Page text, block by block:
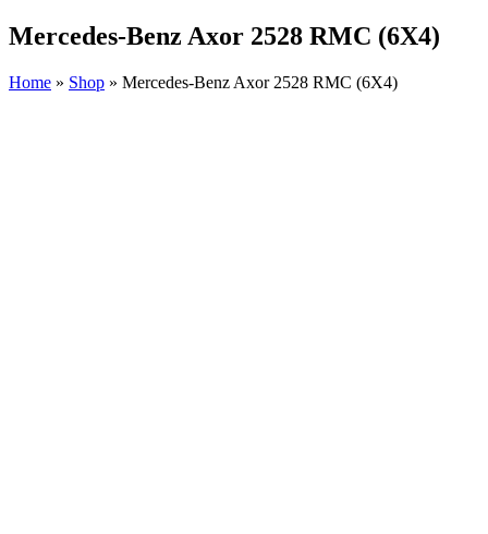
Mercedes-Benz Axor 2528 RMC (6X4)
Home » Shop » Mercedes-Benz Axor 2528 RMC (6X4)